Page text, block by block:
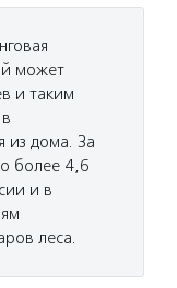
может
и таким
из дома. За
более 4,6
и в
леса.